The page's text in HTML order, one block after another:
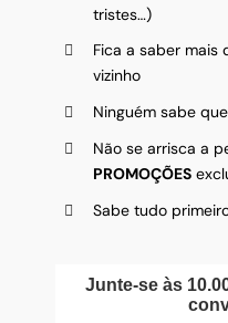
tristes…)
Fica a saber mais
vizinho
Ninguém sabe
Não se arrisca a
PROMOÇÕES
Sabe tudo
Junte-se às